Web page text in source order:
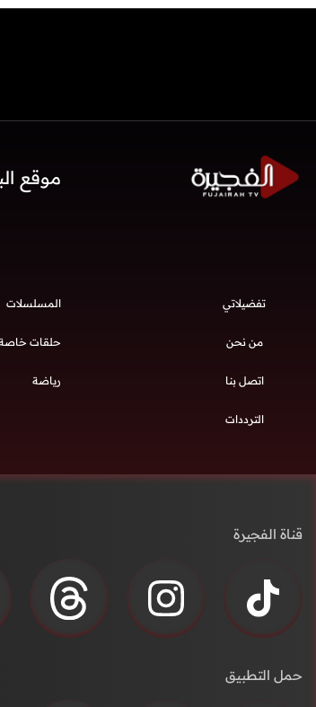
موقع
تفضيلاتي
من نحن
اتصل بنا
الترددات
المسلسلات
حلقات
رياضة
قناة الفجيرة
حمل التطبيق